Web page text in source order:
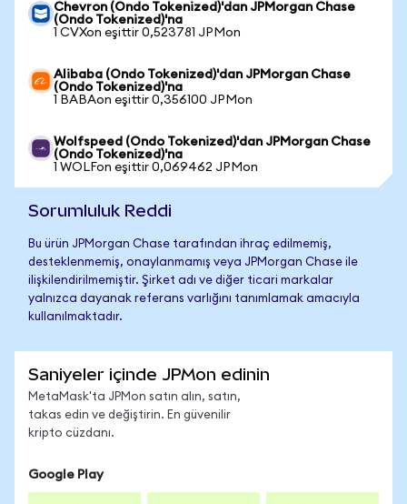
Chevron (Ondo Tokenized)'dan JPMorgan Chase
(Ondo Tokenized)'na
1 CVXon eşittir 0,523781 JPMon
Alibaba (Ondo Tokenized)'dan JPMorgan Chase
(Ondo Tokenized)'na
1 BABAon eşittir 0,356100 JPMon
Wolfspeed (Ondo Tokenized)'dan JPMorgan Chase
(Ondo Tokenized)'na
1 WOLFon eşittir 0,069462 JPMon
Sorumluluk Reddi
Bu ürün JPMorgan Chase tarafından ihraç edilmemiş,
desteklenmemiş, onaylanmamış veya JPMorgan Chase ile
ilişkilendirilmemiştir. Şirket adı ve diğer ticari markalar
yalnızca dayanak referans varlığını tanımlamak amacıyla
kullanılmaktadır.
Saniyeler içinde JPMon edinin
MetaMask'ta JPMon satın alın, satın,
takas edin ve değiştirin. En güvenilir
kripto cüzdanı.
Google Play